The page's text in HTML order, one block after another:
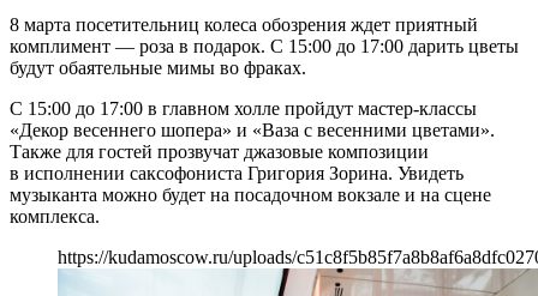
8 марта посетительниц колеса обозрения ждет приятный
комплимент — роза в подарок. С 15:00 до 17:00 дарить цветы
будут обаятельные мимы во фраках.
С 15:00 до 17:00 в главном холле пройдут мастер-классы
«Декор весеннего шопера» и «Ваза с весенними цветами».
Также для гостей прозвучат джазовые композиции
в исполнении саксофониста Григория Зорина. Увидеть
музыканта можно будет на посадочном вокзале и на сцене
комплекса.
https://kudamoscow.ru/uploads/